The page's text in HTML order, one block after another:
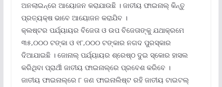
ଅନଲାଇନ୍‌ରେ ଆୟୋଜନ କରାଯାଉଛି । ଜାତୀୟ ଫାଇନାଲ୍ କିନ୍ତୁ
ପ୍ରତ୍ୟକ୍ଷ ଭାବେ ଆୟୋଜନ କରାଯିବ ।
କ୍ଲଷ୍ଟର ପର୍ଯ୍ୟାୟର ବିଜେତା ଓ ଉପ ବିଜେତାଙ୍କୁ ଯଥାକ୍ରମେ
୩୫,୦୦୦ ଟଙ୍କା ଓ ୧୮,୦୦୦ ଟଙ୍କାର ନଗଦ ପୁରସ୍କାର
ଦିଆଯାଇଛି । ଜୋନାଲ୍ ପର୍ଯ୍ୟାୟର ଶ୍ରେଷ୍ଠ ଦୁଇ ସ୍କୋର ହାସଲ
କରିଥିବା ପ୍ରାର୍ଥୀ ଜାତୀୟ ଫାଇନାଲ୍‌ରେ ପ୍ରବେଶ କରିବେ ।
ଜାତୀୟ ଫାଇନାଲ୍‌ରେ ୮ ଜଣ ଫାଇନାଲିଷ୍ଟ ରହି ଜାତୀୟ ଟାଇଟଲ୍